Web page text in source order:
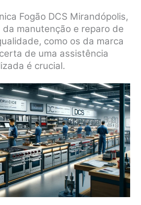
Fogão DCS Mirandópolis,
manutenção e reparo de
como os da marca
de uma assistência
é crucial.